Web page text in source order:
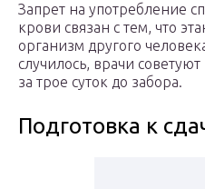
Запрет на употребление
крови связан с тем, что
организм другого
случилось, врачи
за трое суток до забора.
Подготовка к